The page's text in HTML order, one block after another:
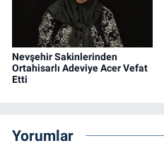
Nevşehir Sakinlerinden
Ortahisarlı Adeviye Acer Vefat
Etti
Yorumlar